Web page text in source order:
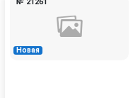
Новая
№ 21261